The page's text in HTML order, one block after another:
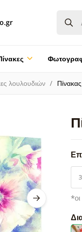
λουλουδιών